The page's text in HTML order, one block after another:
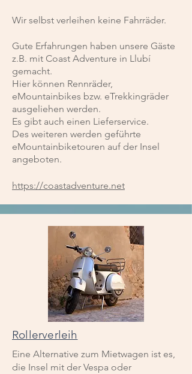
Wir selbst verleihen keine Fahrräder.
Gute Erfahrungen haben unsere Gäste
z.B. mit Coast Adventure in Llubí
gemacht.
Hier können Rennräder,
eMountainbikes bzw. eTrekkingräder
ausgeliehen werden.
Es gibt auch einen Lieferservice.
Des weiteren werden geführte
eMountainbiketouren auf der Insel
angeboten.
https://coastadventure.net
Rollerverleih
Eine Alternative zum Mietwagen ist es,
die Insel mit der Vespa oder